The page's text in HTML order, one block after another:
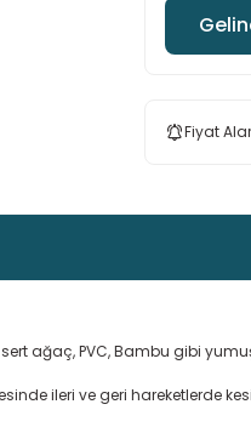
Fiyat
ağaç, PVC, Bambu gibi
ileri ve geri hareketlerde